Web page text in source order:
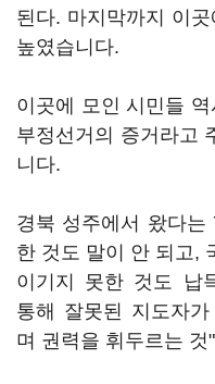
된다. 마지막까지 이
높였습니다.
이곳에 모인 시민들
부정선거의 증거라고
니다.
경북 성주에서 왔다는
한 것도 말이 안 되고,
이기지 못한 것도 납
통해 잘못된 지도자
며 권력을 휘두르는